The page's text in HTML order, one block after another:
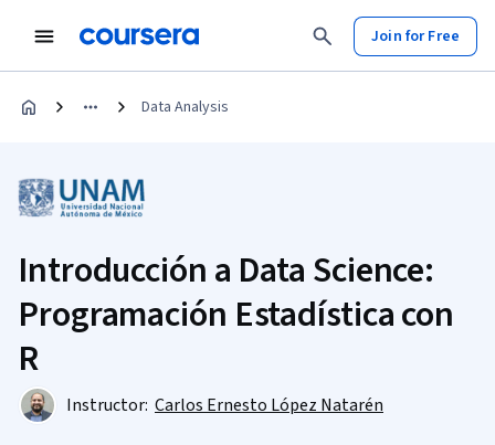
Join for Free
Data Analysis
Introducción a Data Science:
Programación Estadística con
R
Instructor: Carlos Ernesto López Natarén